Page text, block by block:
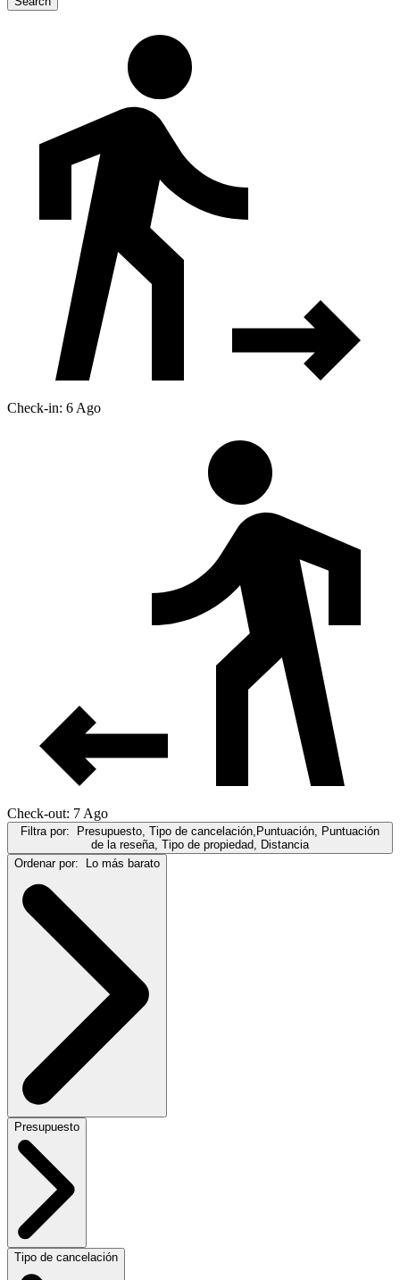
Check-in: 6 Ago
Check-out: 7 Ago
Filtra por: Presupuesto, Tipo de cancelación,Puntuación, Puntuación
de la reseña, Tipo de propiedad, Distancia
Ordenar por: Lo más barato
Presupuesto
Tipo de cancelación